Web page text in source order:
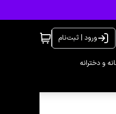
ورود | ثبت‌نام
و دخترانه